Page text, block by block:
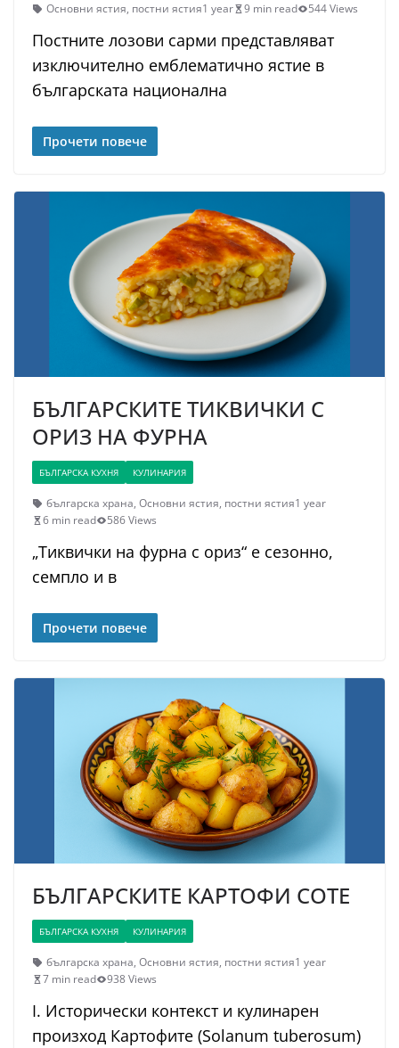
Основни ястия, постни ястия1 year 9 min read 544 Views
Постните лозови сарми представляват
изключително емблематично ястие в
българската национална
Прочети повече
БЪЛГАРСКИТЕ ТИКВИЧКИ С
ОРИЗ НА ФУРНА
БЪЛГАРСКА КУХНЯ КУЛИНАРИЯ
българска храна, Основни ястия, постни ястия1 year
6 min read
586 Views
„Тиквички на фурна с ориз“ е сезонно,
семпло и в
Прочети повече
БЪЛГАРСКИТЕ КАРТОФИ СОТЕ
БЪЛГАРСКА КУХНЯ КУЛИНАРИЯ
българска храна, Основни ястия, постни ястия1 year
7 min read
938 Views
I. Исторически контекст и кулинарен
произход Картофите (Solanum tuberosum)